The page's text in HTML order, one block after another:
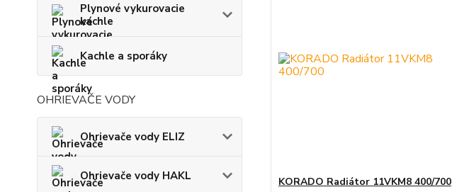
Plynové vykurovacie
kachle
Kachle a sporáky
OHRIEVAČE VODY
Ohrievače vody ELIZ
Ohrievače vody HAKL KORADO Radiátor 11VKM8 400/700